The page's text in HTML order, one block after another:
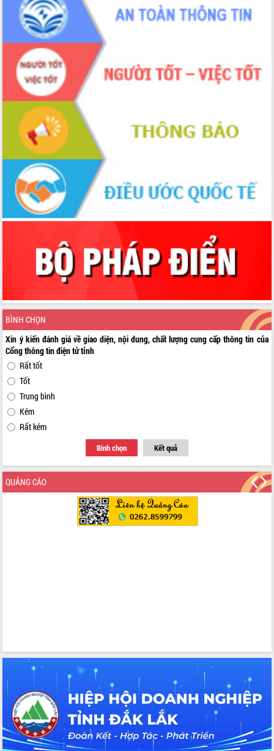
BÌNH CHỌN
Xin ý kiến đánh giá về giao diện, nội dung, chất lượng cung cấp thông tin của
Cổng thông tin điện tử tỉnh
Rất tốt
Tốt
Trung bình
Kém
Rất kém
Bình chọn Kết quả
QUẢNG CÁO